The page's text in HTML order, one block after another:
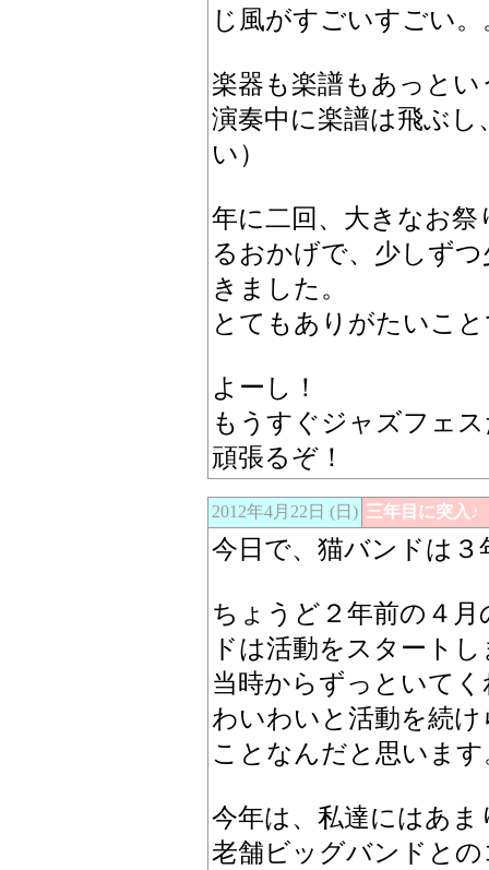
じ風がすごいすごい。
楽器も楽譜もあっと
演奏中に楽譜は飛ぶ
い）
年に二回、大きなお
るおかげで、少しず
きました。
とてもありがたいこ
よーし！
もうすぐジャズフェ
頑張るぞ！
2012年4月22日 (日) 三年目に突入♪
今日で、猫バンドは
ちょうど２年前の４
ドは活動をスタート
当時からずっといて
わいわいと活動を続
ことなんだと思います
今年は、私達にはあ
老舗ビッグバンドと